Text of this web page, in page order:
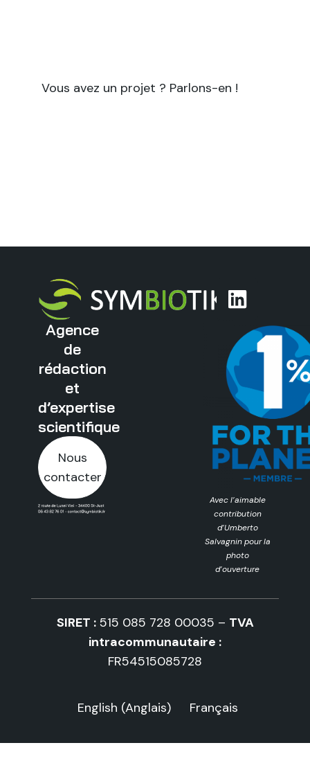
Vous avez un projet ? Parlons-en !
Agence
de
rédaction
et
d’expertise
scientifique
Nous
contacter
Avec l’aimable
contribution
d’Umberto
Salvagnin pour la
photo
d’ouverture
SIRET :515 085 728 00035 – TVA
intracommunautaire :
FR54515085728
English (Anglais) Français